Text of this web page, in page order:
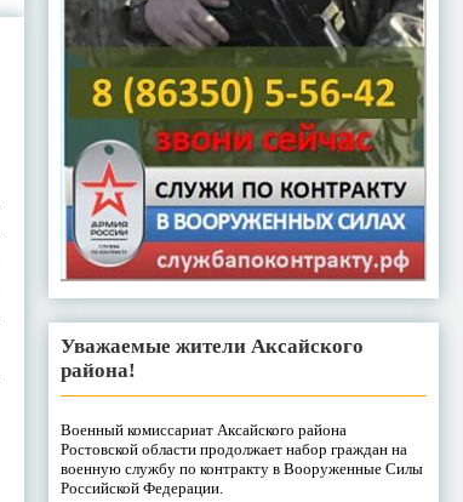
Уважаемые жители Аксайского
района!
Военный комиссариат Аксайского района
Ростовской области продолжает набор граждан на
военную службу по контракту в Вооруженные Силы
Российской Федерации.